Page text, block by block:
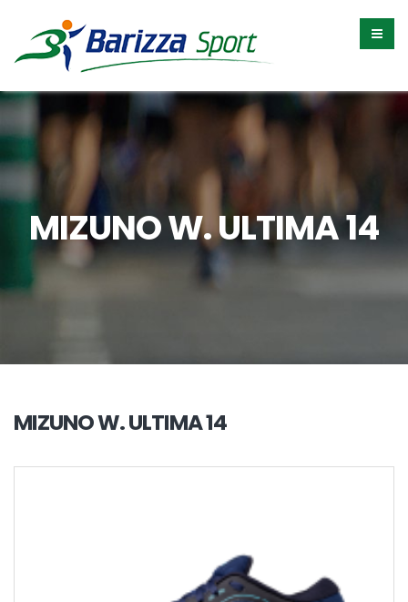
MIZUNO W. ULTIMA 14
MIZUNO W. ULTIMA 14